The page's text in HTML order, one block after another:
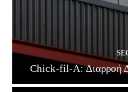
Chick-fil-A: Διαρροή